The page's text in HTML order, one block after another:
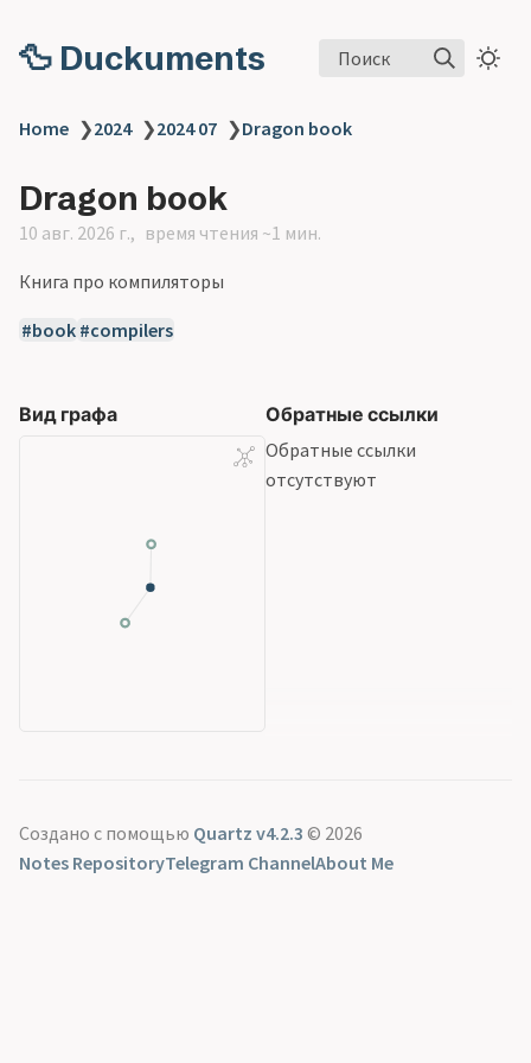
🦆 Duckuments Поиск
Home ❯2024 ❯2024 07 ❯Dragon book
Dragon book
10 авг. 2026 г. время чтения ~1 мин.
Книга про компиляторы
book compilers
Вид графа
Обратные ссылки
Обратные ссылки
отсутствуют
Создано с помощью Quartz v4.2.3 © 2026
Notes RepositoryTelegram ChannelAbout Me